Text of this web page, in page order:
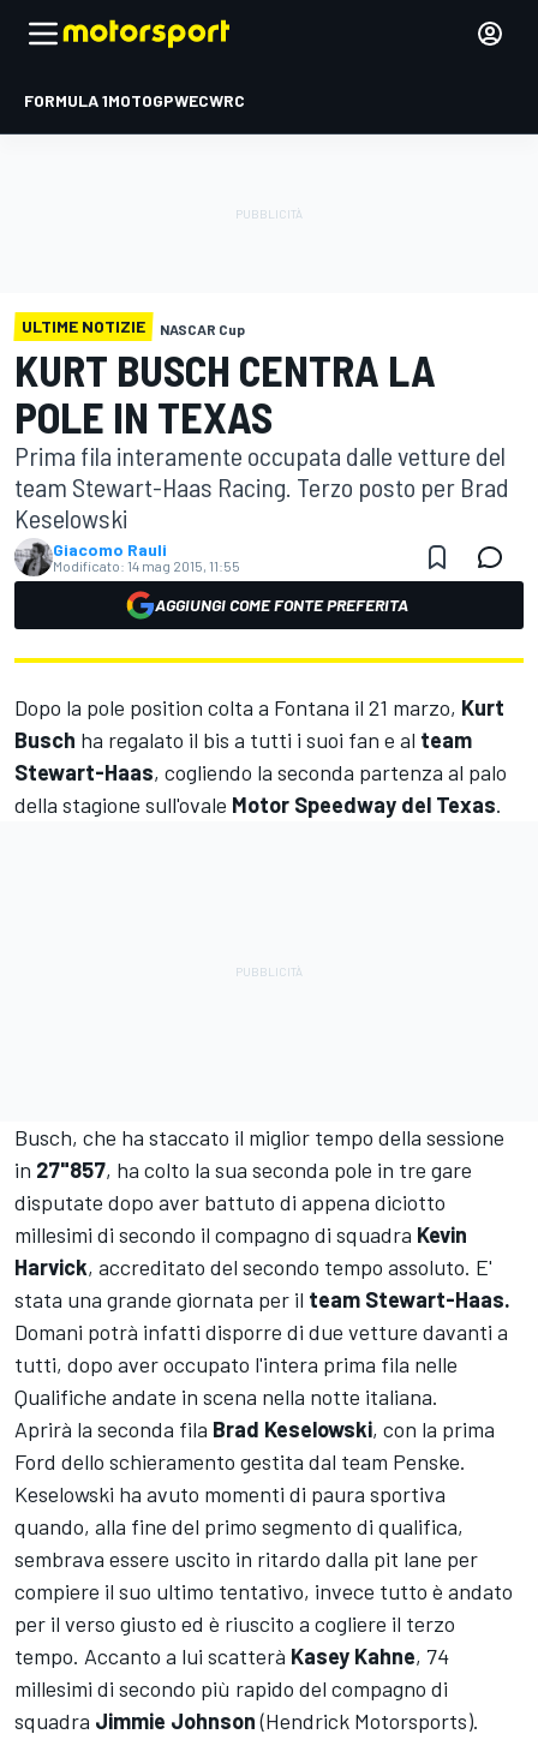
FORMULA 1MOTOGPWECWRC
ULTIME NOTIZIE NASCAR Cup
KURT BUSCH CENTRA LA
POLE IN TEXAS
Prima fila interamente occupata dalle vetture del
team Stewart-Haas Racing. Terzo posto per Brad
Keselowski
Giacomo Rauli
Modificato: 14 mag 2015, 11:55
AGGIUNGI COME FONTE PREFERITA
Dopo la pole position colta a Fontana il 21 marzo, Kurt
Busch ha regalato il bis a tutti i suoi fan e al team
Stewart-Haas, cogliendo la seconda partenza al palo
della stagione sull'ovale Motor Speedway del Texas.
Busch, che ha staccato il miglior tempo della sessione
in 27"857, ha colto la sua seconda pole in tre gare
disputate dopo aver battuto di appena diciotto
millesimi di secondo il compagno di squadra Kevin
Harvick, accreditato del secondo tempo assoluto. E'
stata una grande giornata per il team Stewart-Haas.
Domani potrà infatti disporre di due vetture davanti a
tutti, dopo aver occupato l'intera prima fila nelle
Qualifiche andate in scena nella notte italiana.
Aprirà la seconda fila Brad Keselowski, con la prima
Ford dello schieramento gestita dal team Penske.
Keselowski ha avuto momenti di paura sportiva
quando, alla fine del primo segmento di qualifica,
sembrava essere uscito in ritardo dalla pit lane per
compiere il suo ultimo tentativo, invece tutto è andato
per il verso giusto ed è riuscito a cogliere il terzo
tempo. Accanto a lui scatterà Kasey Kahne, 74
millesimi di secondo più rapido del compagno di
squadra Jimmie Johnson(Hendrick Motorsports).